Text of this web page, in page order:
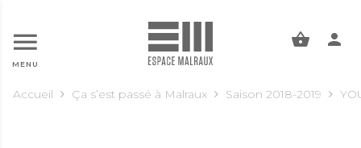
MENU
Accueil Ça s’est passé à Malraux Saison 2018-2019